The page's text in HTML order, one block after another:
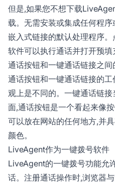
但是,如果您不想下载
载。无需安装或集成任何程
嵌入式链接的默认处理程序
软件可以执行通话并打开预填
通话按钮和一键通话链接之间
通话按钮和一键通话链接的
观上是不同的。一键通话链
面,通话按钮是一个看起来像
可以放在网站的任何地方,并
颜色。
LiveAgent作为一键拨号软件
LiveAgent的一键拨号功能允
话。注册通话操作时,浏览器